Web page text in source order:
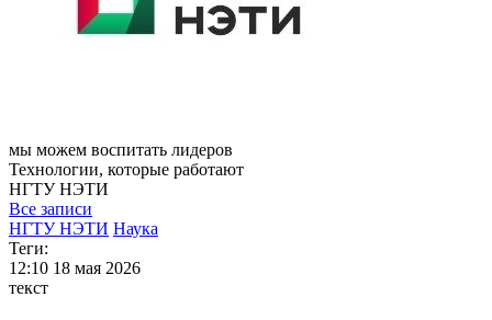
мы можем воспитать лидеров
Технологии, которые работают
НГТУНЭТИ
Все записи
НГТУ НЭТИ Наука
Теги:
12:10 18 мая 2026
текст